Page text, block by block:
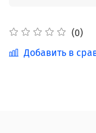
(0)
Добавить в